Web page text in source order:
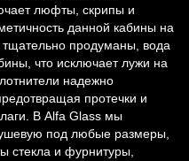
люфты, скрипы и
данной кабины на
продуманы, вода
что исключает лужи на
надежно
протечки и
В Alfa Glass мы
под любые размеры,
стекла и фурнитуры,